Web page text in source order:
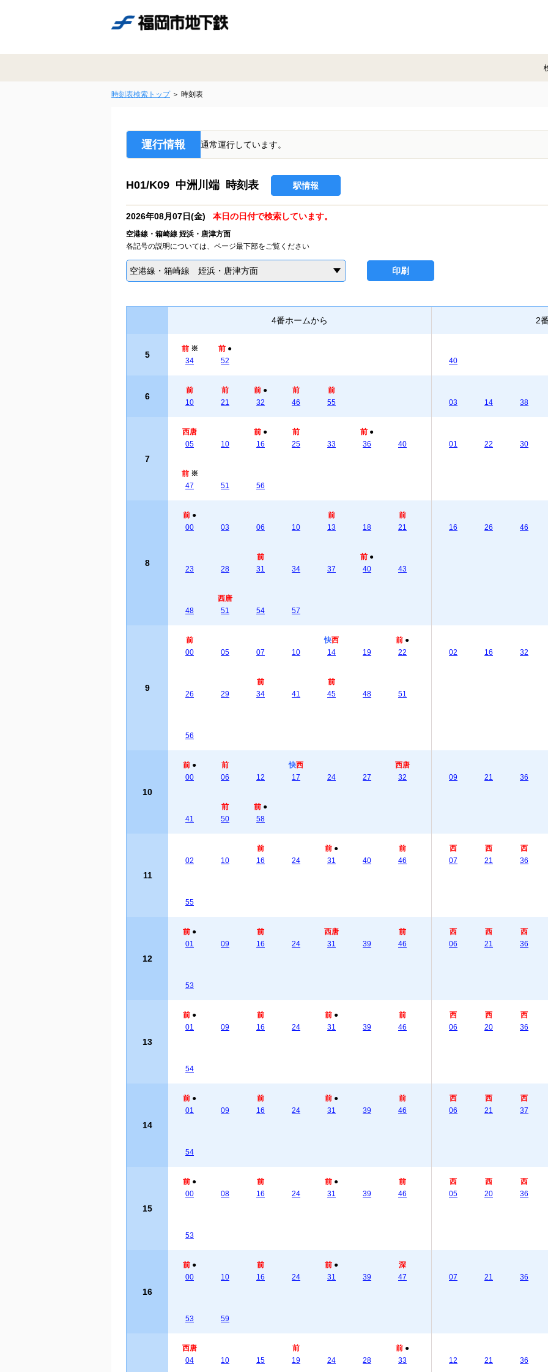
時刻表検索トップ 時刻表
運行情報 通常運行しています。
H01/K09 中洲川端 時刻表 駅情報
2026年08月07日(金) 本日の日付で検索しています。
空港線・箱崎線 姪浜・唐津方面
各記号の説明については、ページ最下部をご覧ください
空港線・箱崎線 姪浜・唐津方面 印刷
4番ホームから 2
5
前 ※
34
前 ●
52
40
6
前
10
前
21
前 ●
32
前
46
前
55
03 14 38
7
西唐
05
10
前 ●
16
前
25
33
前 ●
36
40
前 ※
47
51 56
01 22 30
8
前 ●
00
03 06 10
前
13
18
前
21
23 28
前
31
34 37
前 ●
40
43
48
西唐
51
54 57
16 26 46
9
前
00
05 07 10
快西
14
19
前 ●
22
26 29
前
34
41
前
45
48 51
56
02 16 32
10
前 ●
00
前
06
12
快西
17
24 27
西唐
32
41
前
50
前 ●
58
09 21 36
11
02 10
前
16
24
前 ●
31
40
前
46
55
西
07
西
21
西
36
12
前 ●
01
09
前
16
24
西唐
31
39
前
46
53
西
06
西
21
西
36
13
前 ●
01
09
前
16
24
前 ●
31
39
前
46
54
西
06
西
20
西
36
14
前 ●
01
09
前
16
24
前 ●
31
39
前
46
54
西
06
西
21
西
37
15
前 ●
00
08
前
16
24
前 ●
31
39
前
46
53
西
05
西
20
西
36
16
前 ●
00
10
前
16
24
前 ●
31
39
深
47
53 59
07 21 36
西唐
04
10 15
前
19
24 28
前 ●
33
12 21 36